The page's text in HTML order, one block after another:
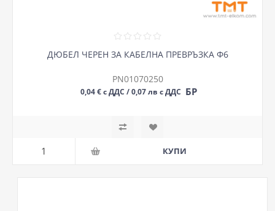
ДЮБЕЛ ЧЕРЕН ЗА КАБЕЛНА ПРЕВРЪЗКА Ф6
PN01070250
0,04 € с ДДС / 0,07 лв с ДДС БР